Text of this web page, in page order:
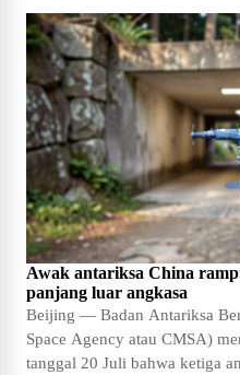
Awak antariksa China
panjang luar angkasa
Beijing — Badan Antariksa
Space Agency atau CMSA)
tanggal 20 Juli bahwa ketiga